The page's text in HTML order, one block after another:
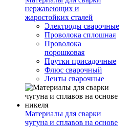
нержавеющих и
жаростойких сталей
Электроды сварочные
Проволока сплошная
Проволока
порошковая
Прутки присадочные
Флюс сварочный
Ленты сварочные
Материалы для сварки
чугуна и сплавов на основе